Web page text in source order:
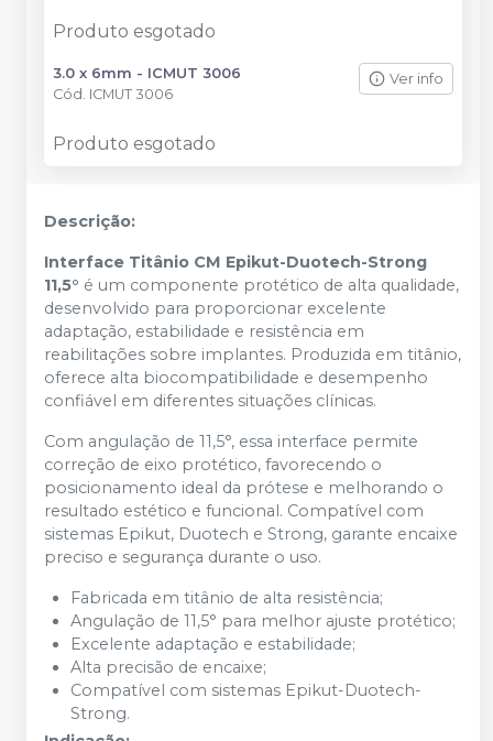
Produto esgotado
3.0 x 6mm - ICMUT 3006
Cód. ICMUT 3006
Ver info
Produto esgotado
Descrição:
Interface Titânio CM Epikut-Duotech-Strong
11,5° é um componente protético de alta qualidade,
desenvolvido para proporcionar excelente
adaptação, estabilidade e resistência em
reabilitações sobre implantes. Produzida em titânio,
oferece alta biocompatibilidade e desempenho
confiável em diferentes situações clínicas.
Com angulação de 11,5°, essa interface permite
correção de eixo protético, favorecendo o
posicionamento ideal da prótese e melhorando o
resultado estético e funcional. Compatível com
sistemas Epikut, Duotech e Strong, garante encaixe
preciso e segurança durante o uso.
Fabricada em titânio de alta resistência;
Angulação de 11,5° para melhor ajuste protético;
Excelente adaptação e estabilidade;
Alta precisão de encaixe;
Compatível com sistemas Epikut-Duotech-
Strong.